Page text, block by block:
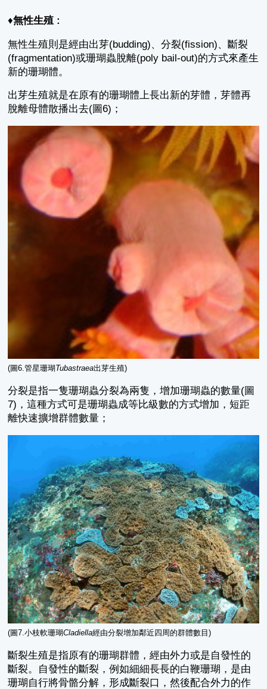
♦無性生殖 :
無性生殖則是經由出芽(budding)、分裂(fission)、斷裂
(fragmentation)或珊瑚蟲脫離(poly bail-out)的方式來產生
新的珊瑚體。
出芽生殖就是在原有的珊瑚體上長出新的芽體，芽體再
脫離母體散播出去(圖6)；
(圖6.管星珊瑚Tubastraea出芽生殖)
分裂是指一隻珊瑚蟲分裂為兩隻，增加珊瑚蟲的數量(圖
7)，這種方式可是珊瑚蟲成等比級數的方式增加，短距
離快速擴增群體數量；
(圖7.小枝軟珊瑚Cladiella經由分裂增加鄰近四周的群體數目)
斷裂生殖是指原有的珊瑚群體，經由外力或是自發性的
斷裂。自發性的斷裂，例如細細長長的白鞭珊瑚，是由
珊瑚自行將骨骼分解，形成斷裂口，然後配合外力的作